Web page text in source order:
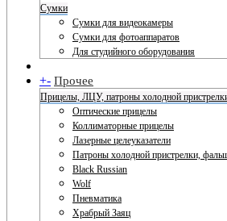
Сумки
Сумки для видеокамеры
Сумки для фотоаппаратов
Для студийного оборудования
+- Прочее
Прицелы, ЛЦУ, патроны холодной
Оптические прицелы
Коллиматорные прицелы
Лазерные целеуказатели
Патроны холодной пристрелки,
Black Russian
Wolf
Пневматика
Храбрый Заяц